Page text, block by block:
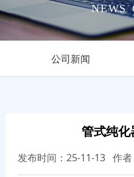
NEWS
公司新闻
管式纯
发布时间：25-11-13 作